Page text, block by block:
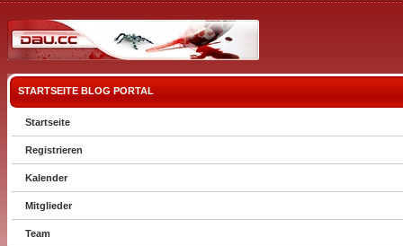
STARTSEITE BLOG PORTAL
Startseite
Registrieren
Kalender
Mitglieder
Team